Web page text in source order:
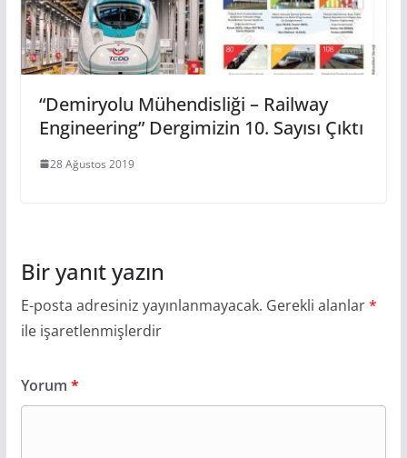
“Demiryolu Mühendisliği – Railway
Engineering” Dergimizin 10. Sayısı Çıktı
28 Ağustos 2019
Bir yanıt yazın
E-posta adresiniz yayınlanmayacak. Gerekli alanlar*
ile işaretlenmişlerdir
Yorum *